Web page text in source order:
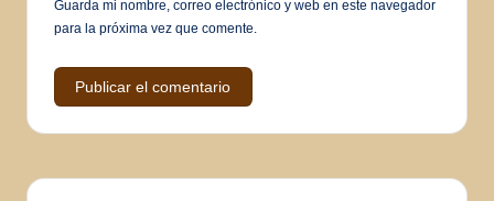
Guarda mi nombre, correo electrónico y web en este navegador
para la próxima vez que comente.